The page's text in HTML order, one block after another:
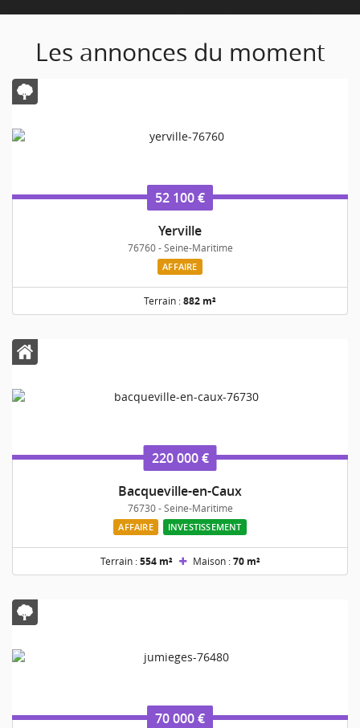
Les annonces du moment
52 100 €
Yerville
76760 - Seine-Maritime
AFFAIRE
Terrain :882 m²
220 000 €
Bacqueville-en-Caux
76730 - Seine-Maritime
AFFAIRE INVESTISSEMENT
Terrain :554 m² Maison :70 m²
70 000 €